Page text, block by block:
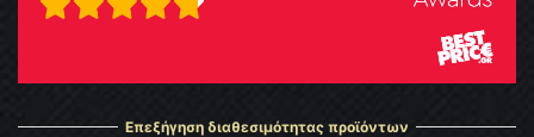
Επεξήγηση διαθεσιμότητας προϊόντων